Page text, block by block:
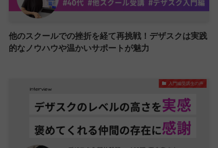
他のスクールでの挫折を経て再挑戦！デザスクは実践
的なノウハウや温かいサポートが魅力
入門編受講生の声